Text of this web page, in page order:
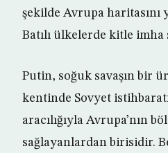
şekilde Avrupa
Batılı ülkelerde kitle
Putin, soğuk savaşın bir
kentinde Sovyet
aracılığıyla Avrupa’nın
sağlayanlardan birisidir.